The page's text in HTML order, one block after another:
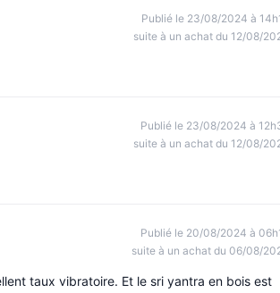
Publié le 23/08/2024 à
suite à un achat du 12/08/
Publié le 23/08/2024 à
suite à un achat du 12/08/
Publié le 20/08/2024 à
suite à un achat du 06/08/
taux vibratoire. Et le sri yantra en bois est